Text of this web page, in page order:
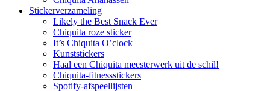
Stickerverzameling
Likely the Best Snack Ever
Chiquita roze sticker
It’s Chiquita O’clock
Kunststickers
Haal een Chiquita meesterwerk uit de schil!
Chiquita-fitnessstickers
Spotify-afspeellijsten